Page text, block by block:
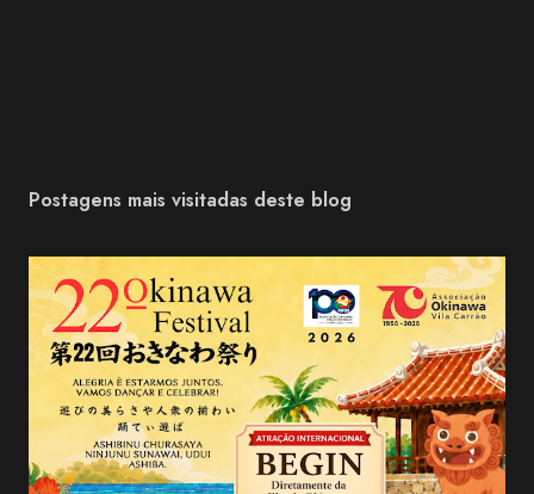
Postagens mais visitadas deste blog